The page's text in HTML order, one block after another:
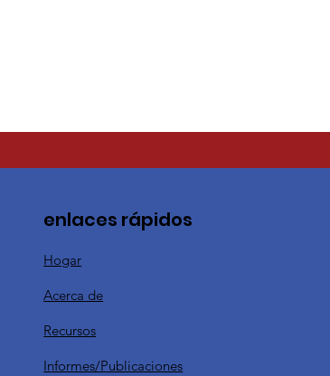
enlaces rápidos
Hogar
Acerca de
Recursos
Informes/Publicaciones